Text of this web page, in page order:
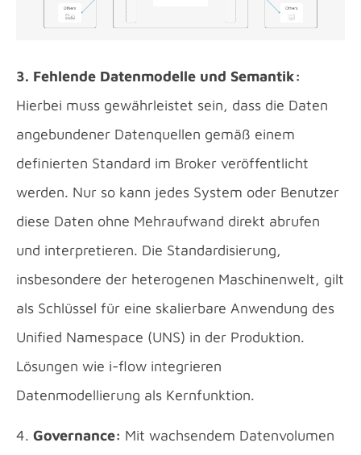
3. Fehlende Datenmodelle und Semantik:
Hierbei muss gewährleistet sein, dass die Daten
angebundener Datenquellen gemäß einem
definierten Standard im Broker veröffentlicht
werden. Nur so kann jedes System oder Benutzer
diese Daten ohne Mehraufwand direkt abrufen
und interpretieren. Die Standardisierung,
insbesondere der heterogenen Maschinenwelt, gilt
als Schlüssel für eine skalierbare Anwendung des
Unified Namespace (UNS) in der Produktion.
Lösungen wie i-flow integrieren
Datenmodellierung als Kernfunktion.
4. Governance: Mit wachsendem Datenvolumen